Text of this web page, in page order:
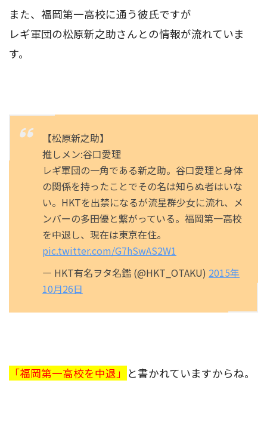
また、福岡第一高校に通う彼氏ですが
レギ軍団の松原新之助さんとの情報が流れていま
す。
【松原新之助】
推しメン:谷口愛理
レギ軍団の一角である新之助。谷口愛理と身体
の関係を持ったことでその名は知らぬ者はいな
い。HKTを出禁になるが流星群少女に流れ、メ
ンバーの多田優と繋がっている。福岡第一高校
を中退し、現在は東京在住。
pic.twitter.com/G7hSwAS2W1
— HKT有名ヲタ名鑑 (@HKT_OTAKU) 2015年
10月26日
「福岡第一高校を中退」 と書かれていますからね。